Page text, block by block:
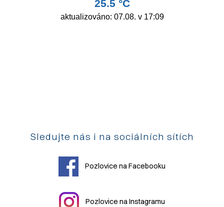
Sledujte nás i na sociálních sítích
Pozlovice na Facebooku
Pozlovice na Instagramu